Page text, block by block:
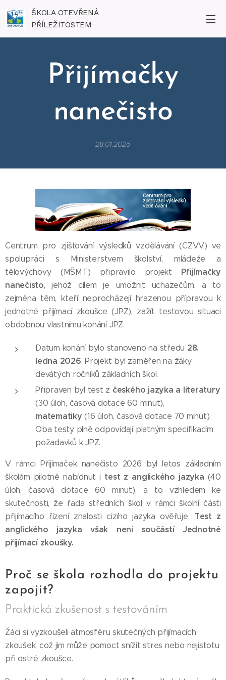
ŠKOLA OTEVŘENÁ
PŘÍLEŽITOSTEM
Přijímačky
nanečisto
28.01.2026
Centrum pro zjišťování výsledků vzdělávání (CZVV) ve
spolupráci s Ministerstvem školství, mládeže a
tělovýchovy (MŠMT) připravilo projekt Přijímačky
nanečisto, jehož cílem je umožnit uchazečům, a to
zejména těm, kteří neprocházejí hrazenou přípravou k
jednotné přijímací zkoušce (JPZ), zažít testovou situaci
obdobnou vlastnímu konání JPZ.
Datum konání bylo stanoveno na středu 28.
ledna 2026. Projekt byl zaměřen na žáky
devátých ročníků základních škol.
Připraven byl test z českého jazyka a literatury
(30 úloh, časová dotace 60 minut),
matematiky(16 úloh, časová dotace 70 minut).
Oba testy plně odpovídají platným specifikacím
požadavků k JPZ.
V rámci Přijímaček nanečisto 2026 byl letos základním
školám pilotně nabídnut i test z anglického jazyka (40
úloh, časová dotace 60 minut), a to vzhledem ke
skutečnosti, že řada středních škol v rámci školní části
přijímacího řízení znalosti cizího jazyka ověřuje. Test z
anglického jazyka však není součástí Jednotné
přijímací zkoušky.
Proč se škola rozhodla do projektu
zapojit?
Praktická zkušenost s testováním
Žáci si vyzkoušeli atmosféru skutečných přijímacích
zkoušek, což jim může pomoct snížit stres nebo nejistotu
při ostré zkoušce.